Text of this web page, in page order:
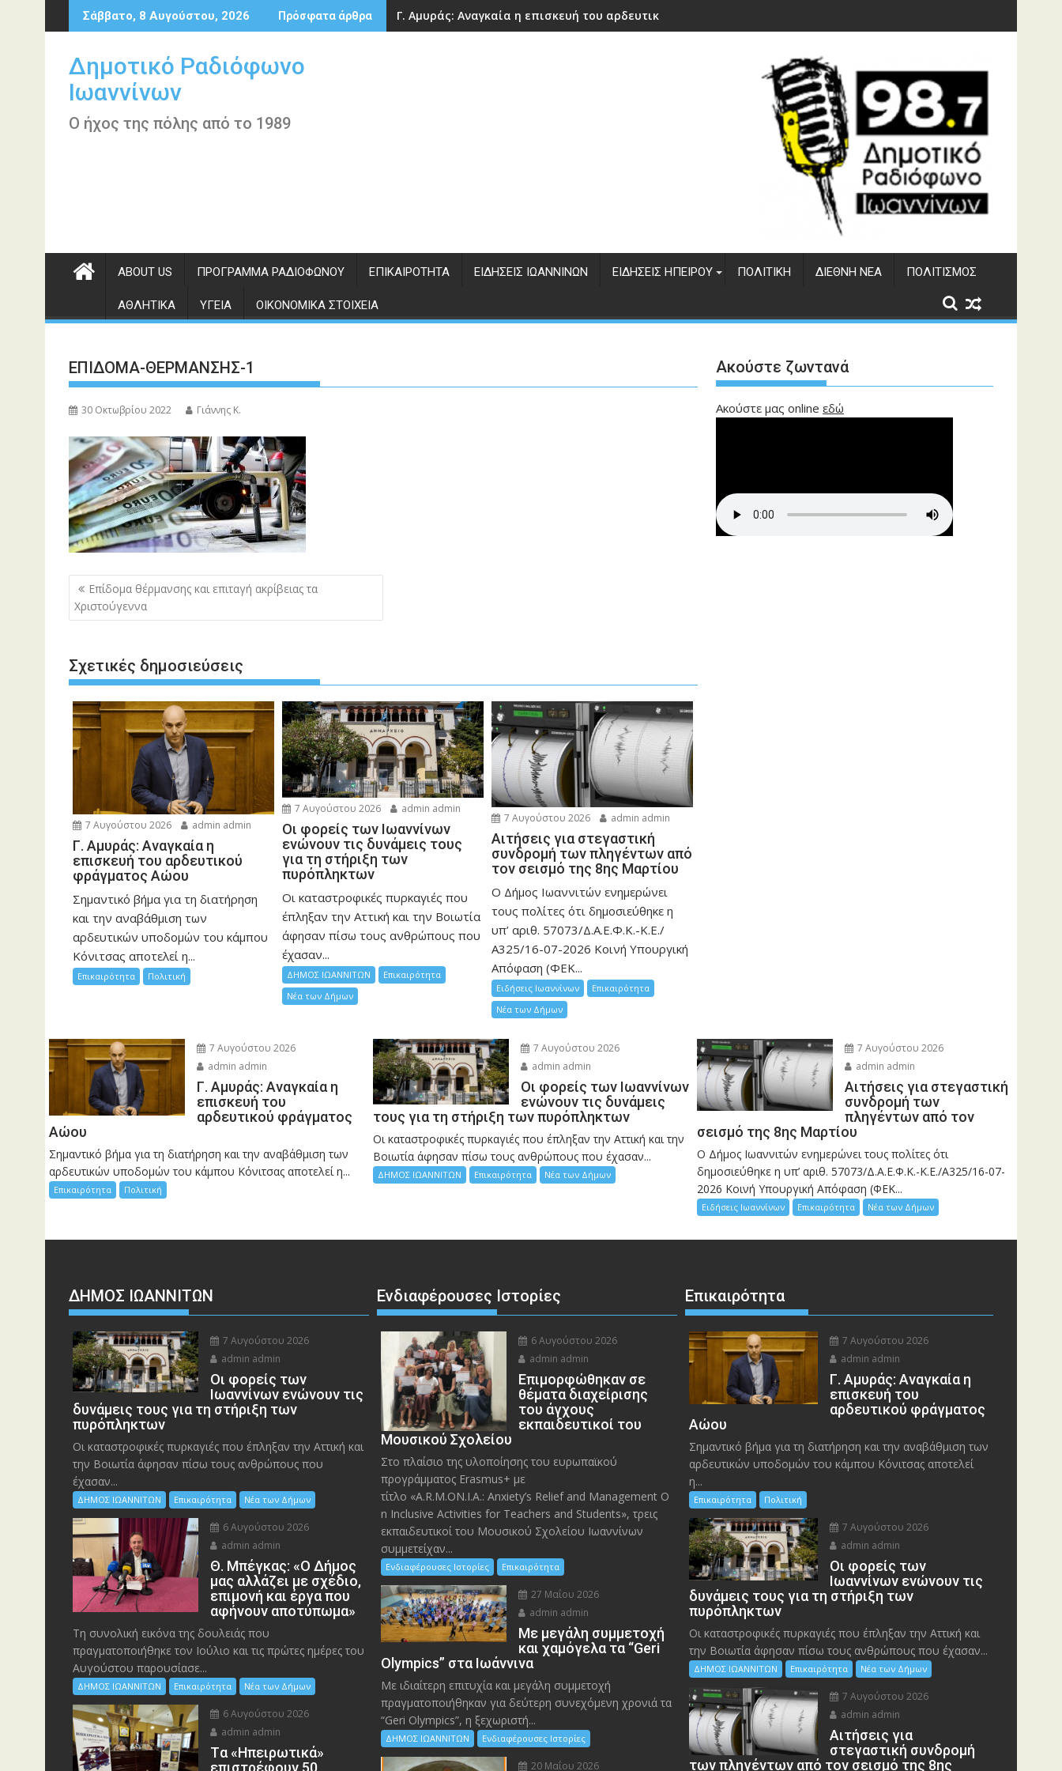
Περάστε
στο
Σάββατο, 8 Αυγούστου, 2026 Πρόσφατα άρθρα Γ. Αμυράς: Αναγκαία η επισκευή του αρδευτικού φράγματος Αώου
Δημοτικό Ραδιόφωνο
Ιωαννίνων
Ο ήχος της πόλης από το 1989
ABOUT US ΠΡΌΓΡΑΜΜΑ ΡΑΔΙΟΦΏΝΟΥ ΕΠΙΚΑΙΡΌΤΗΤΑ ΕΙΔΉΣΕΙΣ ΙΩΑΝΝΊΝΩΝ ΕΙΔΉΣΕΙΣ ΗΠΕΊΡΟΥ ΠΟΛΙΤΙΚΉ ΔΙΕΘΝΉ ΝΈΑ ΠΟΛΙΤΙΣΜΌΣ
ΑΘΛΗΤΙΚΆ ΥΓΕΊΑ ΟΙΚΟΝΟΜΙΚΆ ΣΤΟΙΧΕΊΑ
ΕΠΙΔΟΜΑ-ΘΕΡΜΑΝΣΗΣ-1
30 Οκτωβρίου 2022 Γιάννης Κ.
Πλοήγηση
άρθρων
Eπίδομα θέρμανσης και επιταγή ακρίβειας τα
Χριστούγεννα
Σχετικές δημοσιεύσεις
7 Αυγούστου 2026 admin admin
Γ. Αμυράς: Αναγκαία η
επισκευή του αρδευτικού
φράγματος Αώου
Σημαντικό βήμα για τη διατήρηση
και την αναβάθμιση των
αρδευτικών υποδομών του κάμπου
Κόνιτσας αποτελεί η...
Επικαιρότητα Πολιτική
7 Αυγούστου 2026 admin admin
Οι φορείς των Ιωαννίνων
ενώνουν τις δυνάμεις τους
για τη στήριξη των
πυρόπληκτων
Οι καταστροφικές πυρκαγιές που
έπληξαν την Αττική και την Bοιωτία
άφησαν πίσω τους ανθρώπους που
έχασαν...
ΔΗΜΟΣ ΙΩΑΝΝΙΤΩΝ
Επικαιρότητα
Νέα των Δήμων
7 Αυγούστου 2026 admin admin
Αιτήσεις για στεγαστική
συνδρομή των πληγέντων από
τον σεισμό της 8ης Μαρτίου
Ο Δήμος Ιωαννιτών ενημερώνει
τους πολίτες ότι δημοσιεύθηκε η
υπ’ αριθ. 57073/Δ.Α.Ε.Φ.Κ.-Κ.Ε./
Α325/16-07-2026 Κοινή Υπουργική
Απόφαση (ΦΕΚ...
Ειδήσεις Ιωαννίνων
Επικαιρότητα
Νέα των Δήμων
Ακούστε ζωντανά
Ακούστε μας online εδώ
7 Αυγούστου 2026
admin admin
Γ. Αμυράς: Αναγκαία η
επισκευή του
αρδευτικού φράγματος
Αώου
Σημαντικό βήμα για τη διατήρηση και την αναβάθμιση των
αρδευτικών υποδομών του κάμπου Κόνιτσας αποτελεί η...
Επικαιρότητα Πολιτική
7 Αυγούστου 2026
admin admin
Οι φορείς των Ιωαννίνων
ενώνουν τις δυνάμεις
τους για τη στήριξη των πυρόπληκτων
Οι καταστροφικές πυρκαγιές που έπληξαν την Αττική και την
Bοιωτία άφησαν πίσω τους ανθρώπους που έχασαν...
ΔΗΜΟΣ ΙΩΑΝΝΙΤΩΝ Επικαιρότητα Νέα των Δήμων
7 Αυγούστου 2026
admin admin
Αιτήσεις για στεγαστική
συνδρομή των
πληγέντων από τον
σεισμό της 8ης Μαρτίου
Ο Δήμος Ιωαννιτών ενημερώνει τους πολίτες ότι
δημοσιεύθηκε η υπ’ αριθ. 57073/Δ.Α.Ε.Φ.Κ.-Κ.Ε./Α325/16-07-
2026 Κοινή Υπουργική Απόφαση (ΦΕΚ...
Ειδήσεις Ιωαννίνων Επικαιρότητα Νέα των Δήμων
ΔΗΜΟΣ ΙΩΑΝΝΙΤΩΝ
7 Αυγούστου 2026
admin admin
Οι φορείς των
Ιωαννίνων ενώνουν τις
δυνάμεις τους για τη στήριξη των
πυρόπληκτων
Οι καταστροφικές πυρκαγιές που έπληξαν την Αττική και
την Bοιωτία άφησαν πίσω τους ανθρώπους που
έχασαν...
ΔΗΜΟΣ ΙΩΑΝΝΙΤΩΝ Επικαιρότητα Νέα των Δήμων
6 Αυγούστου 2026
admin admin
Θ. Μπέγκας: «Ο Δήμος
μας αλλάζει με σχέδιο,
επιμονή και έργα που
αφήνουν αποτύπωμα»
Τη συνολική εικόνα της δουλειάς που
πραγματοποιήθηκε τον Ιούλιο και τις πρώτες ημέρες του
Αυγούστου παρουσίασε...
ΔΗΜΟΣ ΙΩΑΝΝΙΤΩΝ Επικαιρότητα Νέα των Δήμων
6 Αυγούστου 2026
admin admin
Tα «Ηπειρωτικά»
επιστρέφουν 50
Ενδιαφέρουσες Ιστορίες
6 Αυγούστου 2026
admin admin
Eπιμορφώθηκαν σε
θέματα διαχείρισης
του άγχους
εκπαιδευτικοί του
Μουσικού Σχολείου
Στο πλαίσιο της υλοποίησης του ευρωπαϊκού
προγράμματος Erasmus+ με
τίτλο «A.R.M.ON.I.A.: Anxiety’s Relief and Management O
n Inclusive Activities for Teachers and Students», τρεις
εκπαιδευτικοί του Μουσικού Σχολείου Ιωαννίνων
συμμετείχαν...
Ενδιαφέρουσες Ιστορίες Επικαιρότητα
27 Μαΐου 2026
admin admin
Με μεγάλη συμμετοχή
και χαμόγελα τα “Geri
Olympics” στα Ιωάννινα
Με ιδιαίτερη επιτυχία και μεγάλη συμμετοχή
πραγματοποιήθηκαν για δεύτερη συνεχόμενη χρονιά τα
“Geri Olympics”, η ξεχωριστή...
ΔΗΜΟΣ ΙΩΑΝΝΙΤΩΝ Ενδιαφέρουσες Ιστορίες
20 Μαΐου 2026
Επικαιρότητα
7 Αυγούστου 2026
admin admin
Γ. Αμυράς: Αναγκαία η
επισκευή του
αρδευτικού φράγματος
Αώου
Σημαντικό βήμα για τη διατήρηση και την αναβάθμιση των
αρδευτικών υποδομών του κάμπου Κόνιτσας αποτελεί
η...
Επικαιρότητα Πολιτική
7 Αυγούστου 2026
admin admin
Οι φορείς των
Ιωαννίνων ενώνουν τις
δυνάμεις τους για τη στήριξη των
πυρόπληκτων
Οι καταστροφικές πυρκαγιές που έπληξαν την Αττική και
την Bοιωτία άφησαν πίσω τους ανθρώπους που έχασαν...
ΔΗΜΟΣ ΙΩΑΝΝΙΤΩΝ Επικαιρότητα Νέα των Δήμων
7 Αυγούστου 2026
admin admin
Αιτήσεις για
στεγαστική συνδρομή
των πληγέντων από τον σεισμό της 8ης